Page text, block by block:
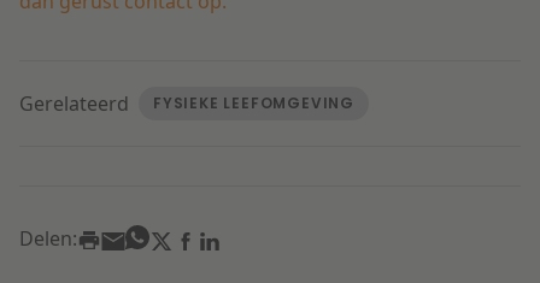
Gerelateerd FYSIEKE LEEFOMGEVING
Delen: